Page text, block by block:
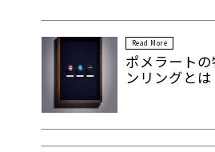
Read More
ポメラート
ンリングとは